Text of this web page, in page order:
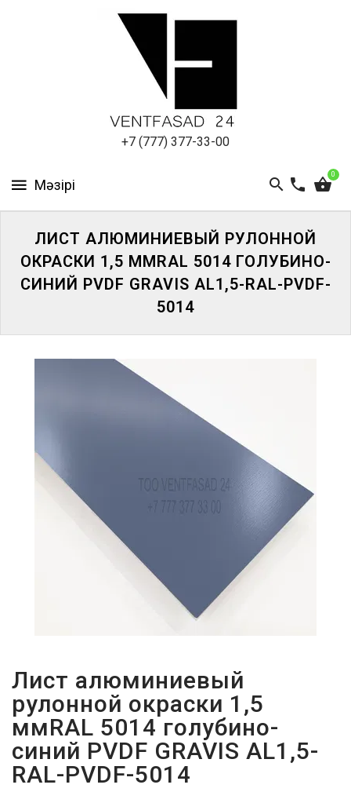
+7 (777) 377-33-00
0
ПАНЕЛИ
ЛИСТ АЛЮМИНИЕВЫЙ РУЛОННОЙ
ОКРАСКИ 1,5 ММRAL 5014 ГОЛУБИНО-
СИНИЙ PVDF GRAVIS AL1,5-RAL-PVDF-
5014
Лист алюминиевый
рулонной окраски 1,5
ммRAL 5014 голубино-
синий PVDF GRAVIS AL1,5-
RAL-PVDF-5014